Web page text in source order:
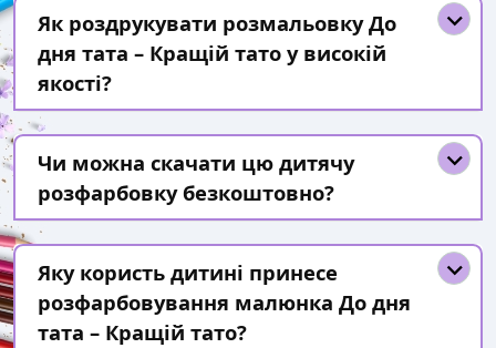
Як роздрукувати розмальовку До
дня тата – Кращій тато у високій
якості?
Чи можна скачати цю дитячу
розфарбовку безкоштовно?
Яку користь дитині принесе
розфарбовування малюнка До дня
тата – Кращій тато?